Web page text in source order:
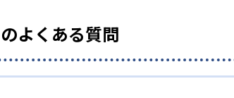
よくある質問